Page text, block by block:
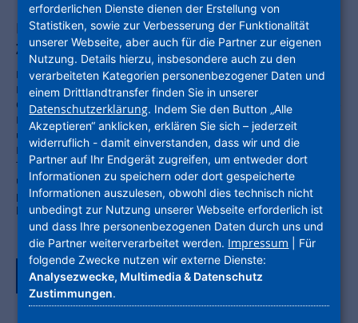
Expo Real 2025: NHW mit wegweisenden
Zukunftsthemen
München/Frankfurt a.M. – Die Unternehmensgruppe Nassauische
Heimstätte | Wohnstadt (NHW) präsentiert sich vom 6. bis 8.
Oktober 2025 erneut auf der Internationalen Immobilienmesse Expo
Real in München. In Halle C1 (Stand 440) bietet die NHW ein
umfangreiches Programm, das die drängendsten Fragen der
Immobilien- und Wohnungswirtschaft aufgreift. Im Fokus stehen die
Themen Klimaanpassung, Digitalisierung, sozialer Zusammenhalt
und serielle Sanierung. Der NHW-Startup-Accelerator hubitation
präsentiert gleich am ersten Messetag die diesjährigen Gewinner des
hubitation contest.
Zurück zur Tagübersicht
erforderlichen Dienste dienen der Erstellung von
Statistiken, sowie zur Verbesserung der Funktionalität
unserer Webseite, aber auch für die Partner zur eigenen
Nutzung. Details hierzu, insbesondere auch zu den
verarbeiteten Kategorien personenbezogener Daten und
einem Drittlandtransfer finden Sie in unserer
Datenschutzerklärung. Indem Sie den Button „Alle
Akzeptieren“ anklicken, erklären Sie sich – jederzeit
widerruflich - damit einverstanden, dass wir und die
Partner auf Ihr Endgerät zugreifen, um entweder dort
Informationen zu speichern oder dort gespeicherte
Informationen auszulesen, obwohl dies technisch nicht
unbedingt zur Nutzung unserer Webseite erforderlich ist
und dass Ihre personenbezogenen Daten durch uns und
die Partner weiterverarbeitet werden. Impressum | Für
folgende Zwecke nutzen wir externe Dienste:
Analysezwecke, Multimedia & Datenschutz
Zustimmungen.